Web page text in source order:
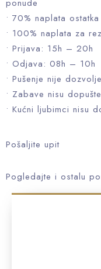
ponude
• 70% naplata
• 100% naplata za
• Prijava: 15h – 20h
• Odjava: 08h – 10h
• Pušenje nije
• Zabave nisu
• Kućni ljubimci nisu
Pošaljite upit
Pogledajte i ostalu